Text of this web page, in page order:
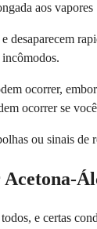
aos vapores
desaparecem
ocorrer,
ocorrer se
ou sinais de
Acetona-
e certas